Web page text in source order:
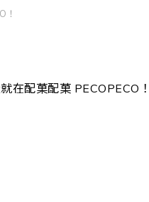
！
在配菓配菓 PECOPECO！